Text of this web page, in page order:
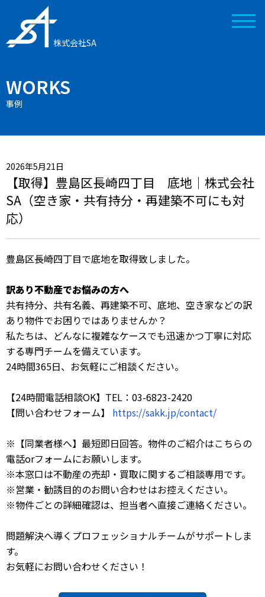
株式会社SA
WORKS
事例
2026年5月21日
【取得】豊島区長崎四丁目 底地｜株式会社
SA（空き家・共有持分・再建築不可にも対
応）
豊島区長崎四丁目で底地を取得致しました。
訳あり不動産でお悩みの方へ
共有持分、共有名義、再建築不可、底地、空き家などの訳
あり物件でお困りではありませんか？
私たちは、どんなに複雑なケースでも迅速かつ丁寧に対応
する専門チームを備えています。
24時間365日、お気軽にご相談ください。
【24時間電話相談OK】TEL：03-6823-2420
【問い合わせフォーム】 https://sakk.jp/contact/
※【同業者様へ】最短即日回答。物件のご紹介はこちらの
電話orフォームにお願いします。
※本窓口は不動産の売却・買取に関するご相談専用です。
※営業・勧誘目的のお問い合わせはお控えください。
※物件ごとの詳細確認は、担当者へ直接ご連絡ください。
問題解決へ導くプロフェッショナルチームがサポートしま
す。
お気軽にお問い合わせください！